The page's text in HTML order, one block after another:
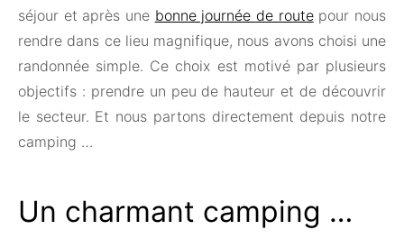
séjour et après une bonne journée de routepour nous
rendre dans ce lieu magnifique, nous avons choisi une
randonnée simple. Ce choix est motivé par plusieurs
objectifs : prendre un peu de hauteur et de découvrir
le secteur. Et nous partons directement depuis notre
camping …
Un charmant camping …